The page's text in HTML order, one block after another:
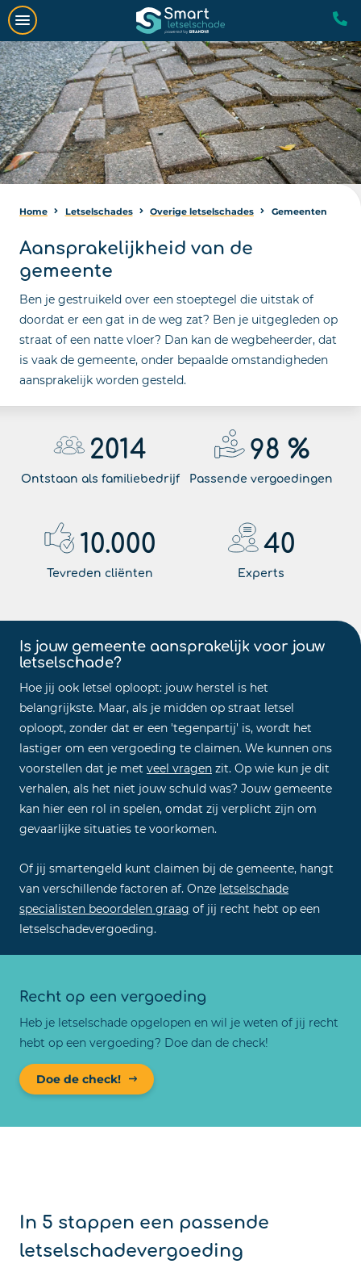
Home Letselschades Overige letselschades Gemeenten
Aansprakelijkheid van de
gemeente
Ben je gestruikeld over een stoeptegel die uitstak of
doordat er een gat in de weg zat? Ben je uitgegleden op
straat of een natte vloer? Dan kan de wegbeheerder, dat
is vaak de gemeente, onder bepaalde omstandigheden
aansprakelijk worden gesteld.
2014
Ontstaan als familiebedrijf
98 %
Passende vergoedingen
10.000
Tevreden cliënten
40
Experts
Is jouw gemeente aansprakelijk voor jouw
letselschade?
Hoe jij ook letsel oploopt: jouw herstel is het
belangrijkste. Maar, als je midden op straat letsel
oploopt, zonder dat er een 'tegenpartij' is, wordt het
lastiger om een vergoeding te claimen. We kunnen ons
voorstellen dat je met veel vragen zit. Op wie kun je dit
verhalen, als het niet jouw schuld was? Jouw gemeente
kan hier een rol in spelen, omdat zij verplicht zijn om
gevaarlijke situaties te voorkomen.
Of jij smartengeld kunt claimen bij de gemeente, hangt
van verschillende factoren af. Onze letselschade
specialisten beoordelen graag of jij recht hebt op een
letselschadevergoeding.
Recht op een vergoeding
Heb je letselschade opgelopen en wil je weten of jij recht
hebt op een vergoeding? Doe dan de check!
Doe de check!
In 5 stappen een passende
letselschadevergoeding